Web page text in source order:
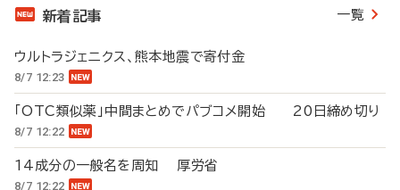
新着記事 一覧
ウルトラジェニクス、熊本地震で寄付金
8/7 12:23
「OTC類似薬」中間まとめでパブコメ開始 20日締め切り
8/7 12:22
14成分の一般名を周知 厚労省
8/7 12:22